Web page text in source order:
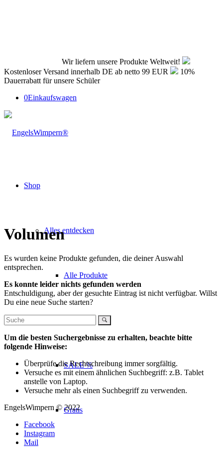
Wir liefern unsere Produkte Weltweit!
Kostenloser Versand innerhalb DE ab netto 99 EUR
10%
Dauerrabatt für unsere Schüler
0Einkaufswagen
Shop
Alles entdecken
Alle Produkte
SALE %
Gratis
Volumen
Es wurden keine Produkte gefunden, die deiner Auswahl
entsprechen.
Es konnte leider nichts gefunden werden
Entschuldigung, aber der gesuchte Eintrag ist nicht verfügbar. Willst
Du eine neue Suche starten?
Um die besten Suchergebnisse zu erhalten, beachte bitte
folgende Hinweise:
Überprüfe die Rechtschreibung immer sorgfältig.
Versuche es mit einem ähnlichen Suchbegriff: z.B. Tablet
anstelle von Laptop.
Versuche mehr als einen Suchbegriff zu verwenden.
EngelsWimpern © 2022
Facebook
Instagram
Mail